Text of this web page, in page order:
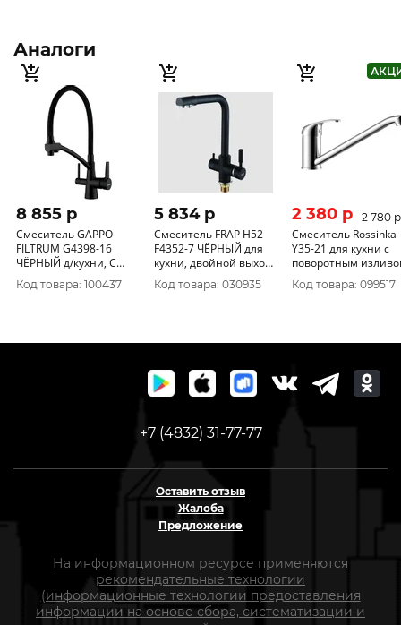
Аналоги
8 855 p
Смеситель GAPPO
FILTRUM G4398-16
ЧЁРНЫЙ д/кухни, С
ГИБКИМ ИЗЛИВОМ,
двойной выход КРАН/
Код товара: 100437
5 834 p
Смеситель FRAP H52
F4352-7 ЧЁРНЫЙ для
кухни, двойной выход
КРАН/ФИЛЬТР,
латунный корпус
Код товара: 030935
2 380 p 2 780 p
Смеситель Rossinka
Y35-21 для кухни с
поворотным
250 мм Акция
Код товара: 099517
+7 (4832) 31-77-77
Оставить отзыв
Жалоба
Предложение
На информационном ресурсе применяются
рекомендательные технологии
(информационные технологии предоставления
информации на основе сбора, систематизации и